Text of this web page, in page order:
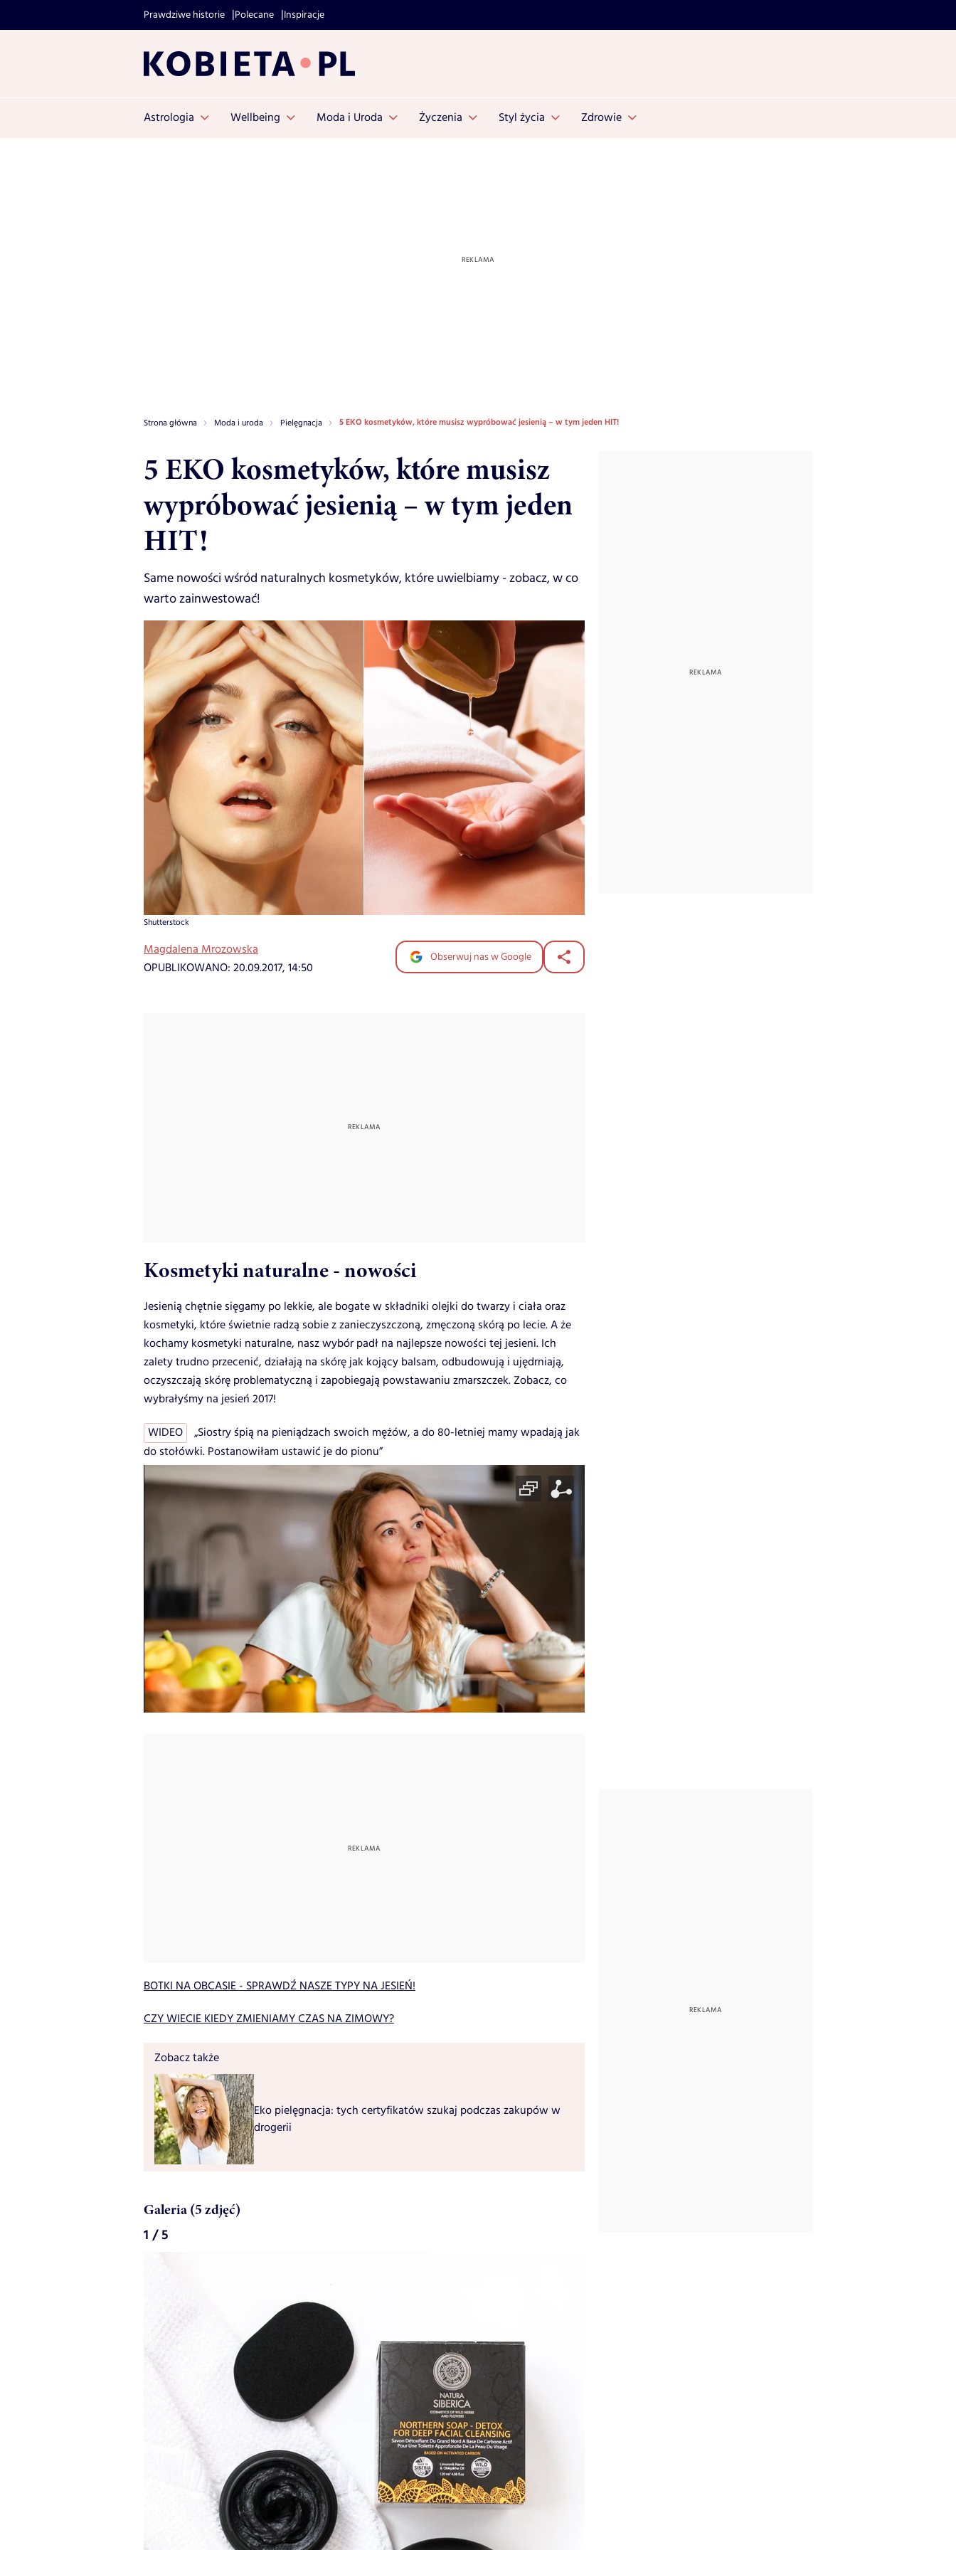
Prawdziwe historie Polecane Inspiracje
Astrologia Wellbeing Moda i Uroda Życzenia Styl życia Zdrowie
Strona główna Moda i uroda Pielęgnacja 5 EKO kosmetyków, które musisz wypróbować jesienią – w tym jeden HIT!
5 EKO kosmetyków, które musisz
wypróbować jesienią – w tym jeden
HIT!
Same nowości wśród naturalnych kosmetyków, które uwielbiamy - zobacz, w co
warto zainwestować!
Shutterstock
Magdalena Mrozowska
OPUBLIKOWANO: 20.09.2017, 14:50
Obserwuj nas w Google
Kosmetyki naturalne - nowości
Jesienią chętnie sięgamy po lekkie, ale bogate w składniki olejki do twarzy i ciała oraz
kosmetyki, które świetnie radzą sobie z zanieczyszczoną, zmęczoną skórą po lecie. A że
kochamy kosmetyki naturalne, nasz wybór padł na najlepsze nowości tej jesieni. Ich
zalety trudno przecenić, działają na skórę jak kojący balsam, odbudowują i ujędrniają,
oczyszczają skórę problematyczną i zapobiegają powstawaniu zmarszczek. Zobacz, co
wybrałyśmy na jesień 2017!
WIDEO
„Siostry śpią na pieniądzach swoich mężów, a do 80-letniej mamy wpadają jak
do stołówki. Postanowiłam ustawić je do pionu”
BOTKI NA OBCASIE - SPRAWDŹ NASZE TYPY NA JESIEŃ!
CZY WIECIE KIEDY ZMIENIAMY CZAS NA ZIMOWY?
Zobacz także
Eko pielęgnacja: tych certyfikatów szukaj podczas zakupów w
drogerii
Galeria (5 zdjęć)
1 / 5